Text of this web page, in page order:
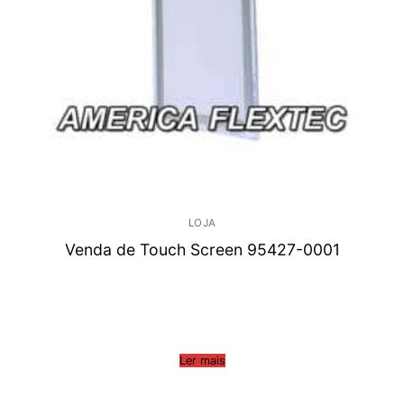
LOJA
Venda de Touch Screen 95427-0001
Ler mais